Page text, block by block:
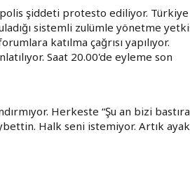
polis şiddeti protesto ediliyor. Türkiye
sistemli zulümle yönetme
katılma çağrısı yapılıyor.
Saat 20.00'de eyleme son
Herkeste “Şu an bizi
Halk seni istemiyor. Artık